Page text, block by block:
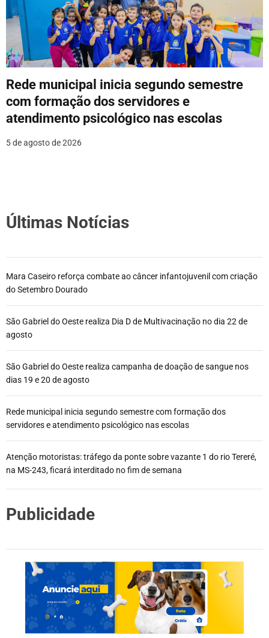
Rede municipal inicia segundo semestre
com formação dos servidores e
atendimento psicológico nas escolas
5 de agosto de 2026
Últimas Notícias
Mara Caseiro reforça combate ao câncer infantojuvenil com criação
do Setembro Dourado
São Gabriel do Oeste realiza Dia D de Multivacinação no dia 22 de
agosto
São Gabriel do Oeste realiza campanha de doação de sangue nos
dias 19 e 20 de agosto
Rede municipal inicia segundo semestre com formação dos
servidores e atendimento psicológico nas escolas
Atenção motoristas: tráfego da ponte sobre vazante 1 do rio Tereré,
na MS-243, ficará interditado no fim de semana
Publicidade